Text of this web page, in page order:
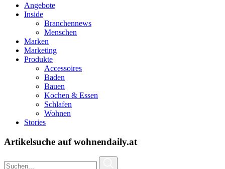
Angebote
Inside
Branchennews
Menschen
Marken
Marketing
Produkte
Accessoires
Baden
Bauen
Kochen & Essen
Schlafen
Wohnen
Stories
Artikelsuche auf wohnendaily.at